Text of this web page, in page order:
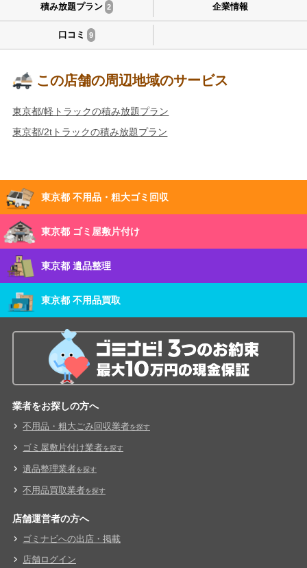
積み放題プラン 2 企業情報
口コミ 9
この店舗の周辺地域のサービス
東京都/軽トラックの積み放題プラン
東京都/2tトラックの積み放題プラン
東京都 不用品・粗大ゴミ回収
東京都 ゴミ屋敷片付け
東京都 遺品整理
東京都 不用品買取
業者をお探しの方へ
不用品・粗大ごみ回収業者を探す
ゴミ屋敷片付け業者を探す
遺品整理業者を探す
不用品買取業者を探す
店舗運営者の方へ
ゴミナビへの出店・掲載
店舗ログイン